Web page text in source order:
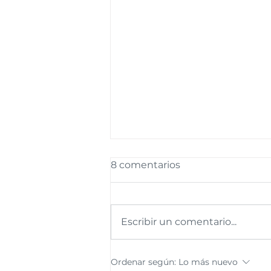
La importancia de
8 comentarios
Escribir un comentario...
Ordenar según: Lo más nuevo